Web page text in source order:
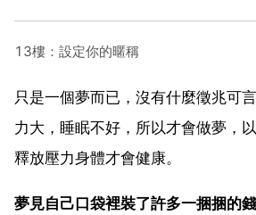
13樓：設定你的暱稱
只是一個夢而已，沒有什麼徵兆可
力大，睡眠不好，所以才會做夢，
釋放壓力身體才會健康。
夢見自己口袋裡裝了許多一捆捆的錢